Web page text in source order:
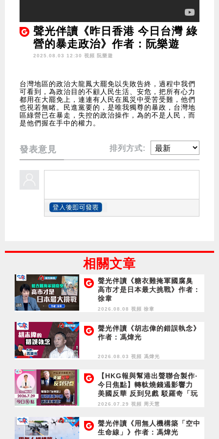
聲光伴讀《昨日香港 今日台灣 綠
營的暴走政治》作者：阮樂遊
2025.08.03 12:30 視頻 阮樂遊
台灣地區的政治大龍鳳大罷免以失敗告終，過程中我們
可看到，為政治目的不顧人民生活、安危，把所有心力
都用在大罷免上，連連有人民在風災中受苦受難，他們
也視若無睹。民進黨要的，是唯我獨尊的暴政，台灣地
區綠營已在暴走，失控的政治操作，為的不是人民，而
是他們握在手中的權力。
發表意見 排列方式:
相關文章
聲光伴讀《糖衣難掩軍國腐臭
高市才是日本最大挑戰》作者：
徐韋
2026.08.08 視頻 徐韋
聲光伴讀《胡志偉的錯誤執念》
作者：馮煒光
2026.08.03 視頻 馮煒光
【HKG報與幫港出聲聯合製作‧
今日焦點】轉軚燒錢遏影響力
美國反華 反到兒戲 駁羅奇「玩
完論」 香港唔靠中國 唔通靠美
2026.07.29 視頻 周天慧
聲光伴讀《用無人機構築「空中
生命線」》作者：馮煒光